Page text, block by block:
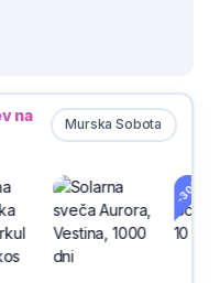
Murska Sobota
na
-30%